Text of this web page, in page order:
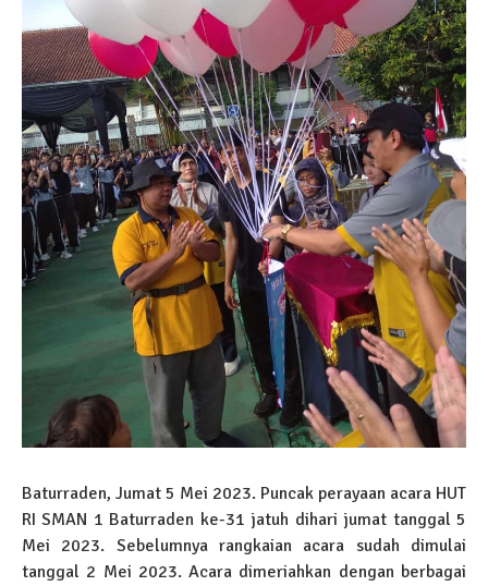
Baturraden, Jumat 5 Mei 2023. Puncak perayaan acara HUT
RI SMAN 1 Baturraden ke-31 jatuh dihari jumat tanggal 5
Mei 2023. Sebelumnya rangkaian acara sudah dimulai
tanggal 2 Mei 2023. Acara dimeriahkan dengan berbagai